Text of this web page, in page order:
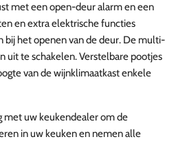
met een open-deur alarm en een
en extra elektrische functies
bij het openen van de deur. De multi-
uit te schakelen. Verstelbare pootjes
van de wijnklimaatkast enkele
met uw keukendealer om de
in uw keuken en nemen alle